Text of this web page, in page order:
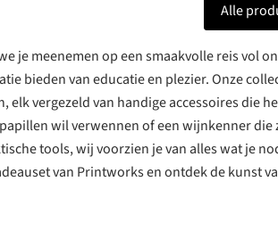
Alle
je meenemen op een smaakvolle reis vol
bieden van educatie en plezier. Onze
elk vergezeld van handige accessoires die
wil verwennen of een wijnkenner
tools, wij voorzien je van alles wat je
van Printworks en ontdek de kunst